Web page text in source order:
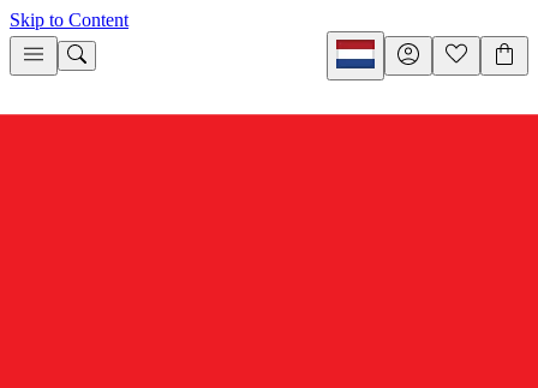
Skip to Content